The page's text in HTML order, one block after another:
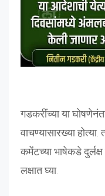
गडकरींच्या या
वाचण्यासारख्या
कमेंटच्या भाषेकडे
लक्षात घ्या.